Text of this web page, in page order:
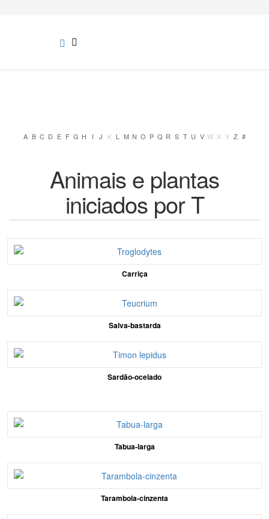
A B C D E F G H I J K L M N O P Q R S T U V W X Y Z #
Animais e plantas
iniciados por T
Carriça
Salva-bastarda
Sardão-ocelado
Tabua-larga
Tarambola-cinzenta